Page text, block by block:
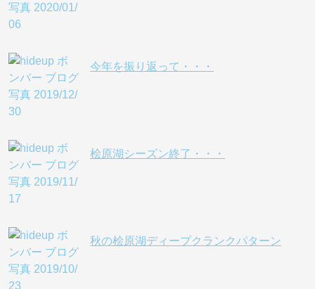
今年を振り返って・・・
桧原湖シーズン終了・・・
秋の桧原湖ディープクランクパターン